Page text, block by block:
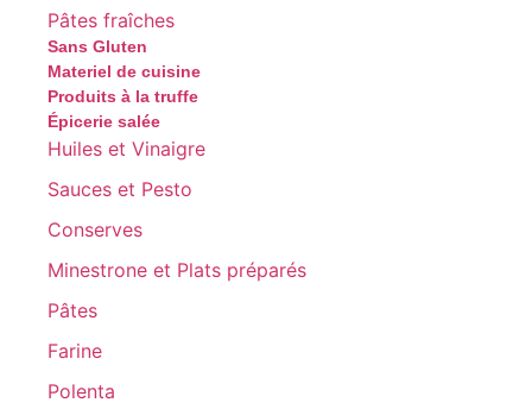
Pâtes fraîches
Sans Gluten
Materiel de cuisine
Produits à la truffe
Épicerie salée
Huiles et Vinaigre
Sauces et Pesto
Conserves
Minestrone et Plats préparés
Pâtes
Farine
Polenta